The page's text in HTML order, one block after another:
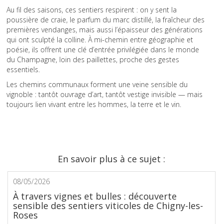
Au fil des saisons, ces sentiers respirent : on y sent la
poussière de craie, le parfum du marc distillé, la fraîcheur des
premières vendanges, mais aussi l’épaisseur des générations
qui ont sculpté la colline. À mi-chemin entre géographie et
poésie, ils offrent une clé d’entrée privilégiée dans le monde
du Champagne, loin des paillettes, proche des gestes
essentiels.
Les chemins communaux forment une veine sensible du
vignoble : tantôt ouvrage d’art, tantôt vestige invisible — mais
toujours lien vivant entre les hommes, la terre et le vin.
En savoir plus à ce sujet :
08/05/2026
À travers vignes et bulles : découverte
sensible des sentiers viticoles de Chigny-les-
Roses